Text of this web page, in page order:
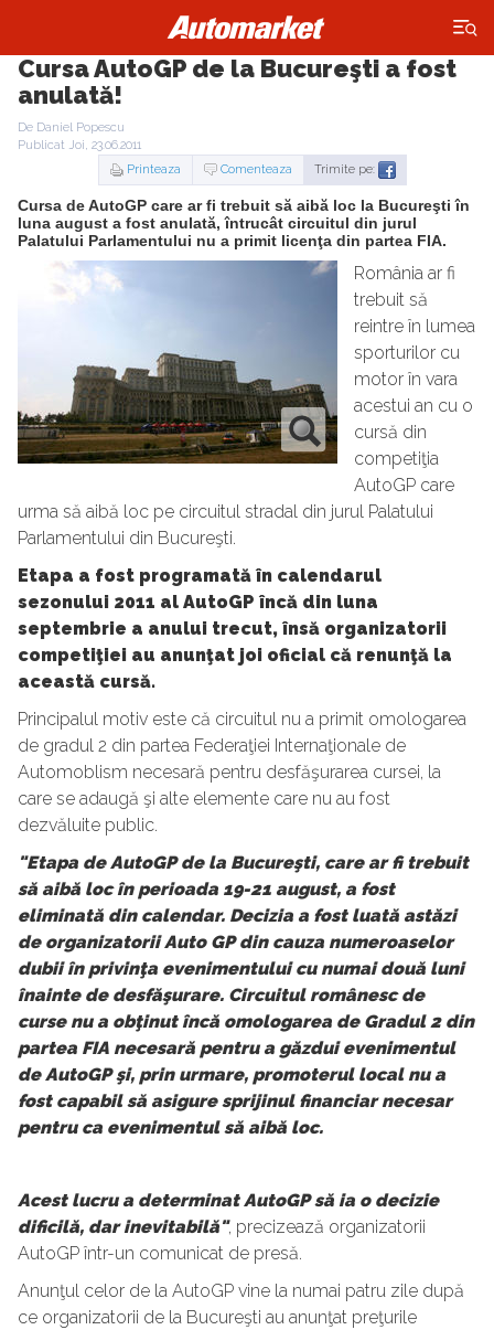
×
Cursa AutoGP de la Bucureşti a fost
anulată!
De Daniel Popescu
Publicat Joi, 23.06.2011
Printeaza
Comenteaza Trimite pe:
Cursa de AutoGP care ar fi trebuit să aibă loc la Bucureşti în
luna august a fost anulată, întrucât circuitul din jurul
Palatului Parlamentului nu a primit licenţa din partea FIA.
România ar fi
trebuit să
reintre în lumea
sporturilor cu
motor în vara
acestui an cu o
cursă din
competiţia
AutoGP care
urma să aibă loc pe circuitul stradal din jurul Palatului
Parlamentului din Bucureşti.
Etapa a fost programată în calendarul
sezonului 2011 al AutoGP încă din luna
septembrie a anului trecut, însă organizatorii
competiţiei au anunţat joi oficial că renunţă la
această cursă.
Principalul motiv este că circuitul nu a primit omologarea
de gradul 2 din partea Federaţiei Internaţionale de
Automoblism necesară pentru desfăşurarea cursei, la
care se adaugă şi alte elemente care nu au fost
dezvăluite public.
"Etapa de AutoGP de la Bucureşti, care ar fi trebuit
să aibă loc în perioada 19-21 august, a fost
eliminată din calendar. Decizia a fost luată astăzi
de organizatorii Auto GP din cauza numeroaselor
dubii în privinţa evenimentului cu numai două luni
înainte de desfăşurare. Circuitul românesc de
curse nu a obţinut încă omologarea de Gradul 2 din
partea FIA necesară pentru a găzdui evenimentul
de AutoGP şi, prin urmare, promoterul local nu a
fost capabil să asigure sprijinul financiar necesar
pentru ca evenimentul să aibă loc.
Acest lucru a determinat AutoGP să ia o decizie
dificilă, dar inevitabilă", precizează organizatorii
AutoGP într-un comunicat de presă.
Anunţul celor de la AutoGP vine la numai patru zile după
ce organizatorii de la Bucureşti au anunţat preţurile